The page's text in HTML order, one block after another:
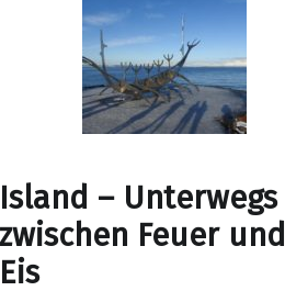
Island – Unterwegs
zwischen Feuer und
Eis